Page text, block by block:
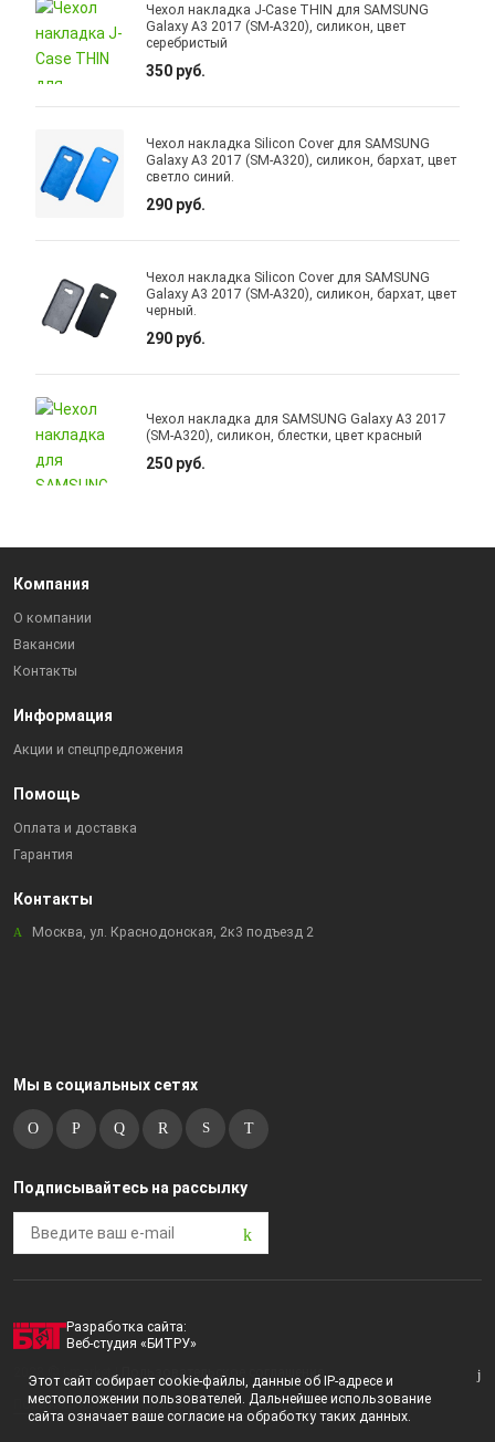
Чехол накладка J-Case THIN для SAMSUNG
Galaxy A3 2017 (SM-A320), силикон, цвет
серебристый
350 руб.
Чехол накладка Silicon Cover для SAMSUNG
Galaxy A3 2017 (SM-A320), силикон, бархат, цвет
светло синий.
290 руб.
Чехол накладка Silicon Cover для SAMSUNG
Galaxy A3 2017 (SM-A320), силикон, бархат, цвет
черный.
290 руб.
Чехол накладка для SAMSUNG Galaxy A3 2017
(SM-A320), силикон, блестки, цвет красный
250 руб.
Компания
О компании
Вакансии
Контакты
Информация
Акции и спецпредложения
Помощь
Оплата и доставка
Гарантия
Контакты
Москва, ул. Краснодонская, 2к3 подъезд 2
Мы в социальных сетях
Подписывайтесь на рассылку
Разработка сайта:
Веб-студия «БИТРУ»
2023 © i-market |
Пользовательское соглашение
Политика конфиденциальности
Этот сайт собирает cookie-файлы, данные об IP-адресе и
местоположении пользователей. Дальнейшее использование
сайта означает ваше согласие на обработку таких данных.